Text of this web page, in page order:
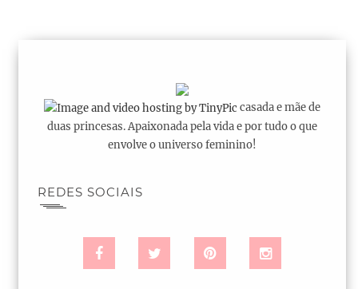
casada e mãe de
duas princesas. Apaixonada pela vida e por tudo o que
envolve o universo feminino!
REDES SOCIAIS